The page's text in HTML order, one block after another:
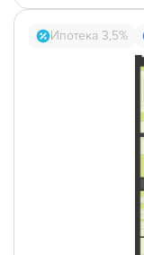
Ипотека 3,5%